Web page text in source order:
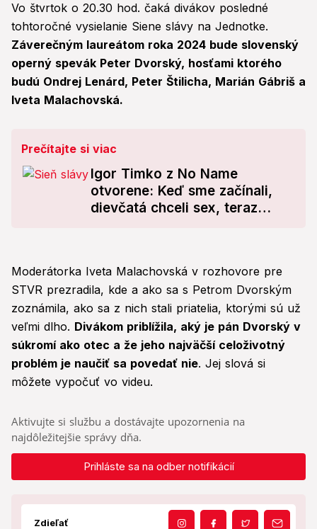
Vo štvrtok o 20.30 hod. čaká divákov posledné
tohtoročné vysielanie Siene slávy na Jednotke.
Záverečným laureátom roka 2024 bude slovenský
operný spevák Peter Dvorský, hosťami ktorého
budú Ondrej Lenárd, Peter Štilicha, Marián Gábriš a
Iveta Malachovská.
Prečítajte si viac
Igor Timko z No Name
otvorene: Keď sme začínali,
dievčatá chceli sex, teraz
Moderátorka Iveta Malachovská v rozhovore pre
STVR prezradila, kde a ako sa s Petrom Dvorským
zoznámila, ako sa z nich stali priatelia, ktorými sú už
veľmi dlho. Divákom priblížila, aký je pán Dvorský v
súkromí ako otec a že jeho najväčší celoživotný
problém je naučiť sa povedať nie. Jej slová si
môžete vypočuť vo videu.
Aktivujte si službu a dostávajte upozornenia na
najdôležitejšie správy dňa.
Prihláste sa na odber notifikácií
Zdieľať